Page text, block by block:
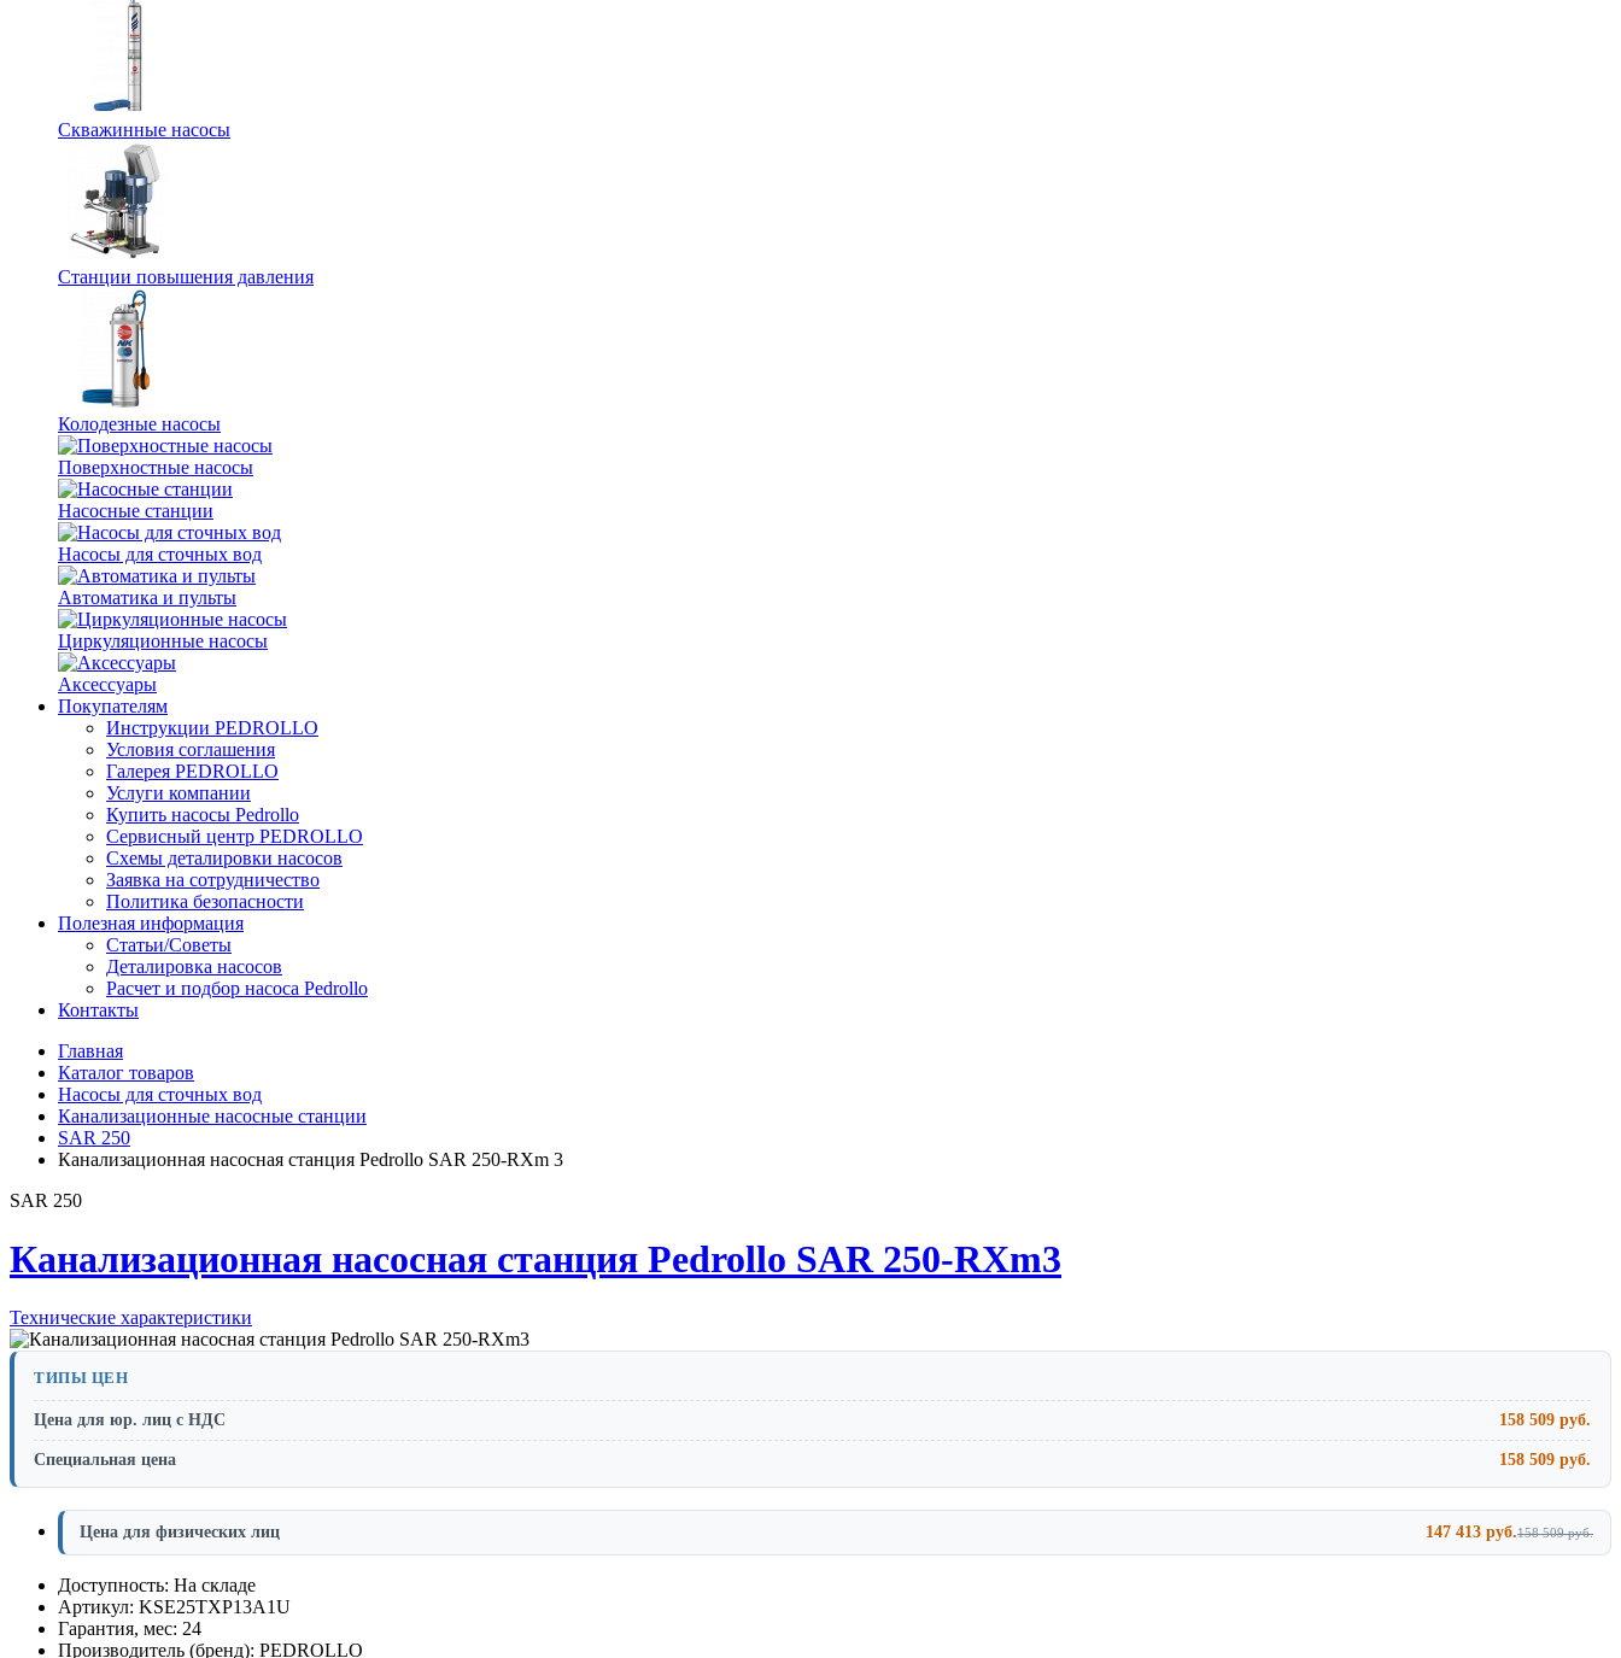
Скважинные насосы
Станции повышения давления
Колодезные насосы
Поверхностные насосы
Насосные станции
Насосы для сточных вод
Автоматика и пульты
Циркуляционные насосы
Аксессуары
Покупателям
Инструкции PEDROLLO
Условия соглашения
Галерея PEDROLLO
Услуги компании
Купить насосы Pedrollo
Сервисный центр PEDROLLO
Схемы деталировки насосов
Заявка на сотрудничество
Политика безопасности
Полезная информация
Статьи/Советы
Деталировка насосов
Расчет и подбор насоса Pedrollo
Контакты
Главная
Каталог товаров
Насосы для сточных вод
Канализационные насосные станции
SAR 250
Канализационная насосная станция Pedrollo SAR 250-RXm 3
SAR 250
Канализационная насосная станция Pedrollo SAR 250-RXm3
Технические характеристики
ТИПЫ ЦЕН
Цена для юр. лиц с НДС 158 509 руб.
Специальная цена 158 509 руб.
Цена для физических лиц 147 413 руб.158 509 руб.
Доступность: На складе
Артикул: KSE25TXP13A1U
Гарантия, мес: 24
Производитель (бренд): PEDROLLO